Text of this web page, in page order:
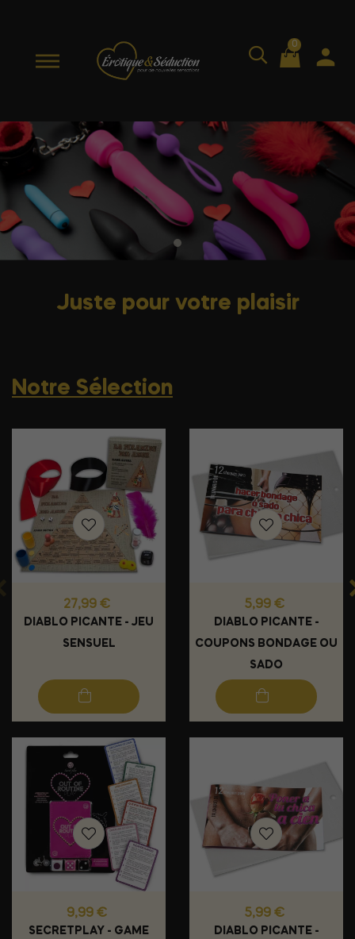
0
Juste pour votre plaisir
Notre Sélection
Prix
27,99 €
DIABLO PICANTE - JEU
SENSUEL
Prix
9,99 €
SECRETPLAY - GAME
Prix
5,99 €
DIABLO PICANTE -
COUPONS BONDAGE OU
SADO
Prix
5,99 €
DIABLO PICANTE -